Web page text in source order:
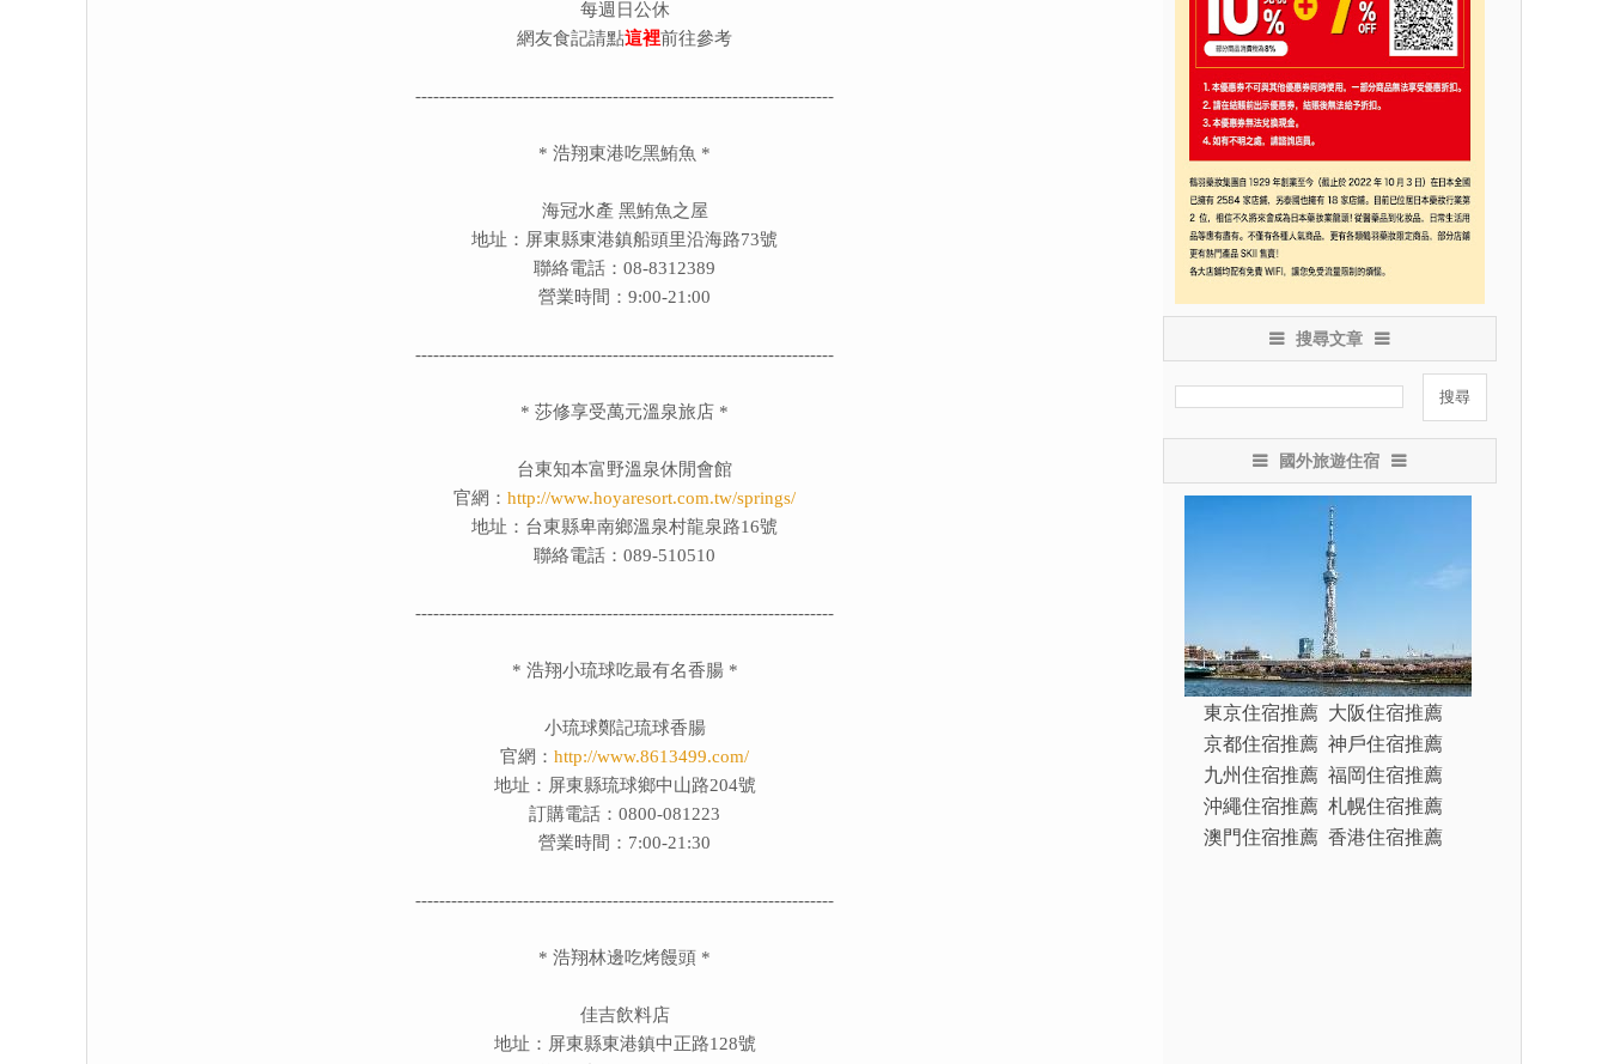
每週日公休
網友食記請點這裡前往參考
----------------------------------------------------------------------
* 浩翔東港吃黑鮪魚 *
海冠水產 黑鮪魚之屋
地址：屏東縣東港鎮船頭里沿海路73號
聯絡電話：08-8312389
營業時間：9:00-21:00
----------------------------------------------------------------------
* 莎修享受萬元溫泉旅店 *
台東知本富野溫泉休閒會館
官網：http://www.hoyaresort.com.tw/springs/
地址：台東縣卑南鄉溫泉村龍泉路16號
聯絡電話：089-510510
----------------------------------------------------------------------
* 浩翔小琉球吃最有名香腸*
小琉球鄭記琉球香腸
官網：http://www.8613499.com/
地址：屏東縣琉球鄉中山路204號
訂購電話：0800-081223
營業時間：7:00-21:30
----------------------------------------------------------------------
* 浩翔林邊吃烤饅頭 *
佳吉飲料店
地址：屏東縣東港鎮中正路128號
搜尋文章
國外旅遊住宿
東京住宿推薦 大阪住宿推薦
京都住宿推薦 神戶住宿推薦
九州住宿推薦 福岡住宿推薦
沖繩住宿推薦 札幌住宿推薦
澳門住宿推薦 香港住宿推薦